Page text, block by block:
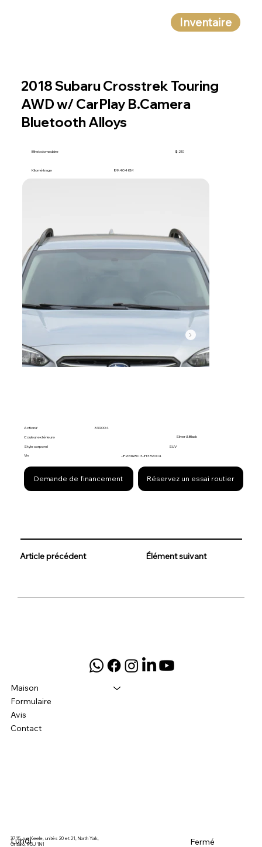
Inventaire
Article précédent Élément suivant
Bihebdomadaire $ 210
Kilométrage 89,404 KM
Action#
339004
Couleur extérieure
Silver & Black
Style corporel
SUV
Vin
JF2GTABC3JH339004
Demande de financement Réservez un essai routier
2018 Subaru Crosstrek Touring
AWD w/ CarPlay B.Camera
Bluetooth Alloys
Maison
Formulaire
Avis
Contact
3715, rue Keele, unités 20 et 21, North York,
Ontario, M3J 1N1
Lundi
Fermé